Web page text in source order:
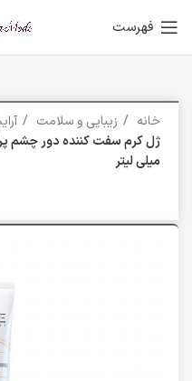
فهرست
خانه زیبایی و سلامت
میلی لیتر